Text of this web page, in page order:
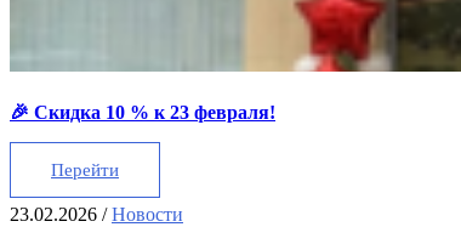
🎉 Скидка 10 % к 23 февраля!
Перейти
23.02.2026 /Новости